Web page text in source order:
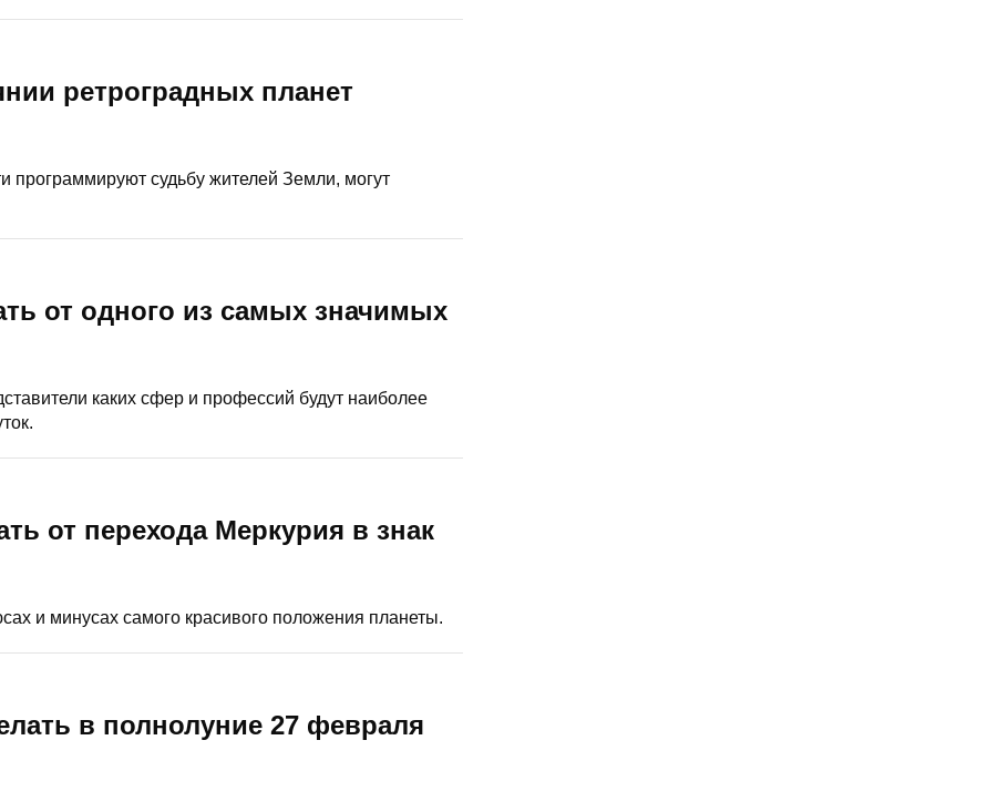
ретроградных планет
программируют судьбу жителей Земли, могут
от одного из самых значимых
каких сфер и профессий будут наиболее
от перехода Меркурия в знак
и минусах самого красивого положения планеты.
в полнолуние 27 февраля